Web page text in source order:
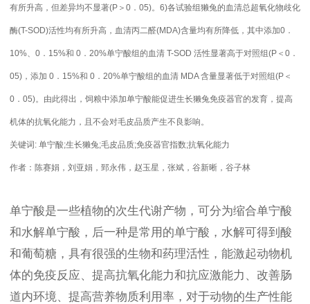
有所升高，但差异均不显著(P＞0．05)。6)各试验组獭兔的血清总超氧化物歧化
酶(T-SOD)活性均有所升高，血清丙二醛(MDA)含量均有所降低，其中添加0．
10%、0．15%和 0．20%单宁酸组的血清 T-SOD 活性显著高于对照组(P＜0．
05)，添加 0．15%和 0．20%单宁酸组的血清 MDA 含量显著低于对照组(P＜
0．05)。由此得出，饲粮中添加单宁酸能促进生长獭兔免疫器官的发育，提高
机体的抗氧化能力，且不会对毛皮品质产生不良影响。
关键词: 单宁酸;生长獭兔;毛皮品质;免疫器官指数;抗氧化能力
作者：陈赛娟，刘亚娟，郅永伟，赵玉星，张斌，谷新晰，谷子林
单宁酸是一些植物的次生代谢产物，可分为缩合单宁酸
和水解单宁酸，后一种是常用的单宁酸，水解可得到酸
和葡萄糖，具有很强的生物和药理活性，能激起动物机
体的免疫反应、提高抗氧化能力和抗应激能力、改善肠
道内环境、提高营养物质利用率，对于动物的生产性能